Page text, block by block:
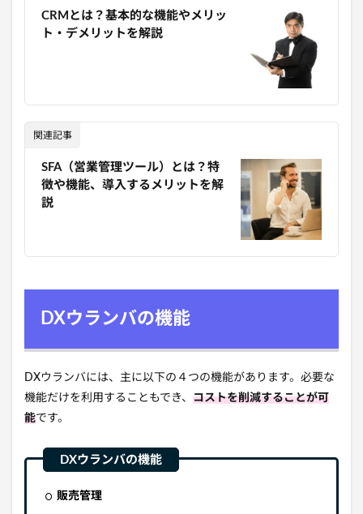
CRMとは？基本的な機能やメリッ
ト・デメリットを解説
関連記事
SFA（営業管理ツール）とは？特
徴や機能、導入するメリットを解
説
DXウランバの機能
DXウランバには、主に以下の４つの機能があります。必要な
機能だけを利用することもでき、 コストを削減することが可
能です。
販売管理